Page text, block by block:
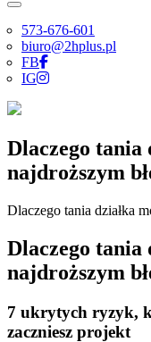
573-676-601
biuro@2hplus.pl
FB
IG
Dlaczego tania
najdroższym
Dlaczego tania działka
Dlaczego tania
najdroższym
7 ukrytych ryzyk,
zaczniesz projekt